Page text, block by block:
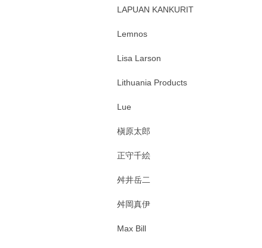
LAPUAN KANKURIT
Lemnos
Lisa Larson
Lithuania Products
Lue
槇原太郎
正守千絵
舛井岳二
舛岡真伊
Max Bill